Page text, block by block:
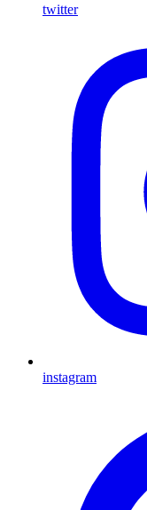
twitter
instagram